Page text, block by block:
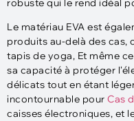
robuste qui le rend idéal
Le matériau EVA est
produits au-delà des cas,
tapis de yoga, Et même
sa capacité à protéger
délicats tout en étant
incontournable pour Cas
caisses électroniques, et